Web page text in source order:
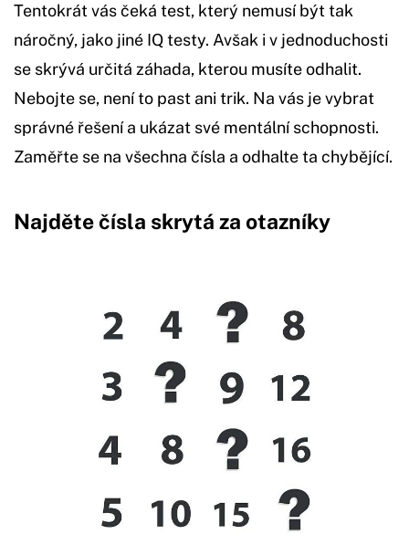
Tentokrát vás čeká test, který nemusí být tak
náročný, jako jiné IQ testy. Avšak i v jednoduchosti
se skrývá určitá záhada, kterou musíte odhalit.
Nebojte se, není to past ani trik. Na vás je vybrat
správné řešení a ukázat své mentální schopnosti.
Zaměřte se na všechna čísla a odhalte ta chybějící.
Najděte čísla skrytá za otazníky